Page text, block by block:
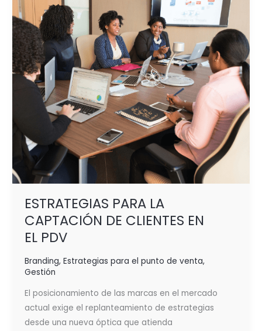
ESTRATEGIAS PARA LA
CAPTACIÓN DE CLIENTES EN
EL PDV
Branding, Estrategias para el punto de venta,
Gestión
El posicionamiento de las marcas en el mercado
actual exige el replanteamiento de estrategias
desde una nueva óptica que atienda
DE
CLIENTES
EN
EL PDV